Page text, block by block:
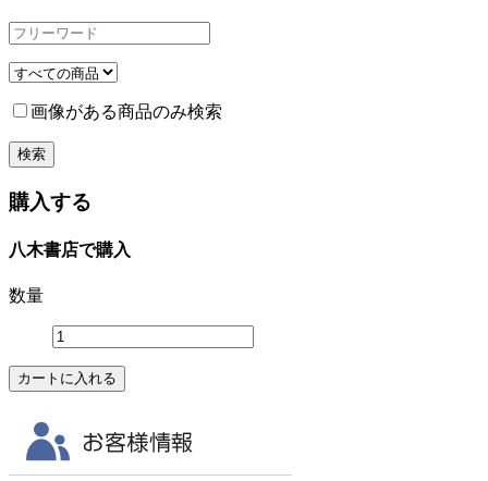
画像がある商品のみ検索
購入する
八木書店で購入
数量